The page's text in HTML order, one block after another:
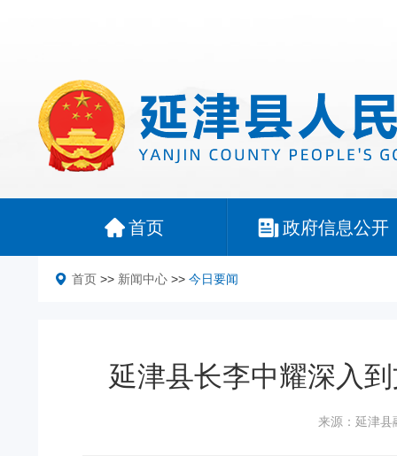
首页 政府信息公开
首页 >> 新闻中心 >> 今日要闻
延津县长李中耀深入
来源：延津县